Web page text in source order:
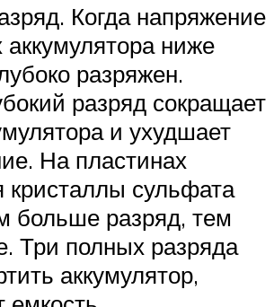
Когда напряжение
ниже
разряжен.
разряд сокращает
и ухудшает
На пластинах
кристаллы сульфата
больше разряд, тем
Три полных разряда
аккумулятор,